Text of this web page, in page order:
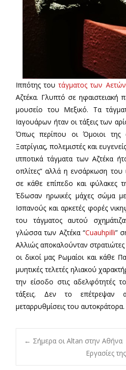
Ιππότης τουτάγματος των Αετών
Αζτέκα. Γλυπτό σε ηφαιστειακή
μουσείο του Μεξικό. Τα
Ιαγουάρων ήταν οι τάξεις των
Όπως περίπου οι Όμοιοι της
Ξατρίγιας, πολεμιστές και
ιπποτικά τάγματα των Αζτέκα
οπλίτες” αλλά η ενσάρκωση
σε κάθε επίπεδο και φύλακες
Έδωσαν ηρωικές μάχες σώμα
Ισπανούς και αρκετές φορές
του τάγματος αυτού
γλώσσα των Αζτέκα “Cuauhpilli”
Αλλιώς αποκαλούνταν
οι δικοί μας Ρωμαίοι και κάθε
μυητικές τελετές ηλιακού
την είσοδο στις αδελφότητές
τάξεις. Δεν το επέτρεψαν
μεταρρυθμίσεις του αυτοκράτορα.
Post
← Σήμερα οι Altan στην Αθήνα
Εργασίες